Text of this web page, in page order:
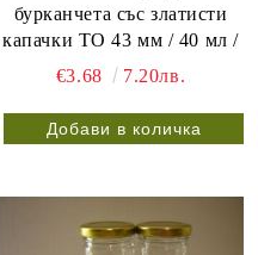
бурканчета със златисти
капачки ТО 43 мм / 40 мл /
€3.68
7.20лв.